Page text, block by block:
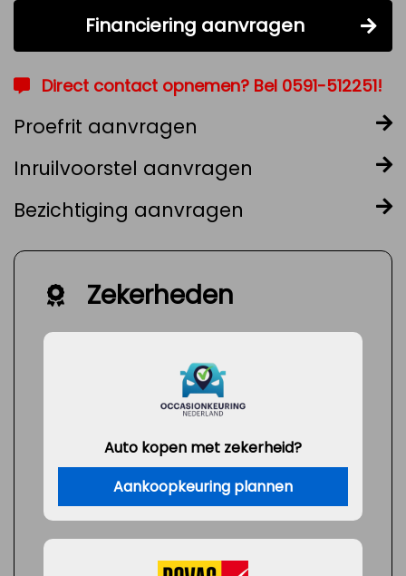
Financiering aanvragen
Direct contact opnemen? Bel 0591-512251!
Proefrit aanvragen
Inruilvoorstel aanvragen
Bezichtiging aanvragen
Zekerheden
Auto kopen met zekerheid?
Aankoopkeuring plannen